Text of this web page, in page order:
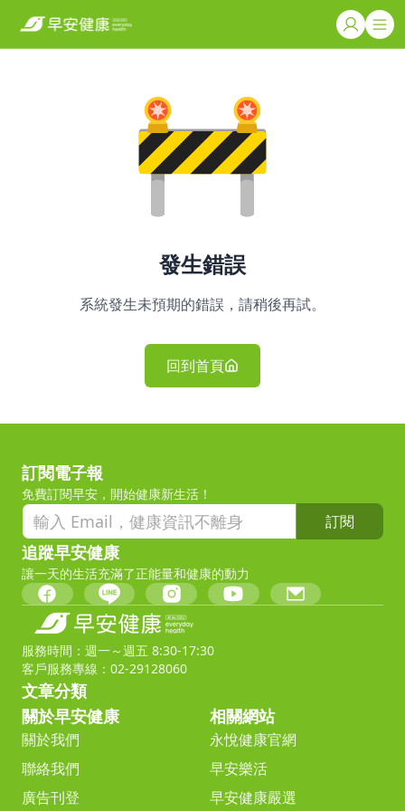
發生錯誤
系統發生未預期的錯誤，請稍後再試。
回到首頁
訂閱電子報
免費訂閱早安，開始健康新生活！
訂閱
追蹤早安健康
讓一天的生活充滿了正能量和健康的動力
服務時間：週一～週五 8:30-17:30
客戶服務專線：02-29128060
文章分類
關於早安健康
關於我們
聯絡我們
廣告刊登
相關網站
永悅健康官網
早安樂活
早安健康嚴選